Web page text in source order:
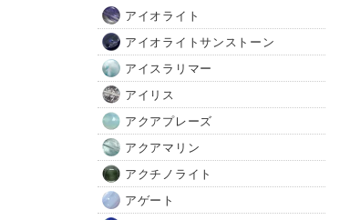
アイオライト
アイオライトサンストーン
アイスラリマー
アイリス
アクアプレーズ
アクアマリン
アクチノライト
アゲート